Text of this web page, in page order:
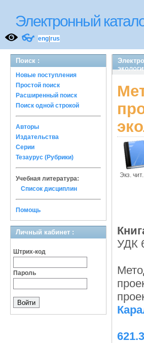
Электронный
👓 eng rus
Поиск :
Новые поступления
Простой поиск
Расширенный поиск
Поиск одной строкой
Авторы
Издательства
Серии
Тезаурус (Рубрики)
Учебная литература:
Список дисциплин
Помощь
Личный кабинет :
Штрих-код
Пароль
Экз.
УДК